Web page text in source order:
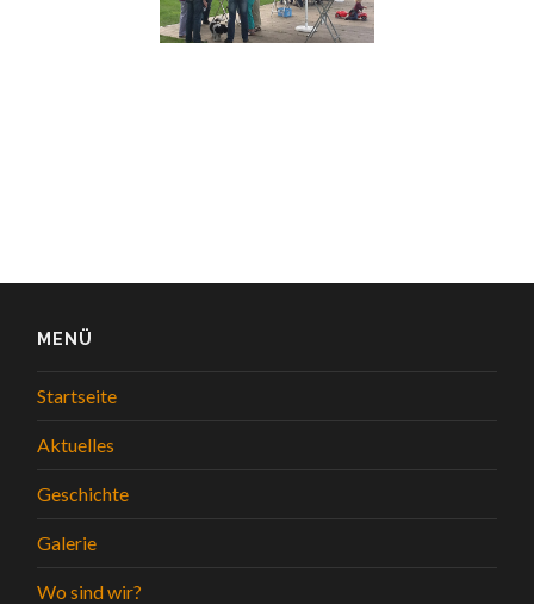
MENÜ
Startseite
Aktuelles
Geschichte
Galerie
Wo sind wir?